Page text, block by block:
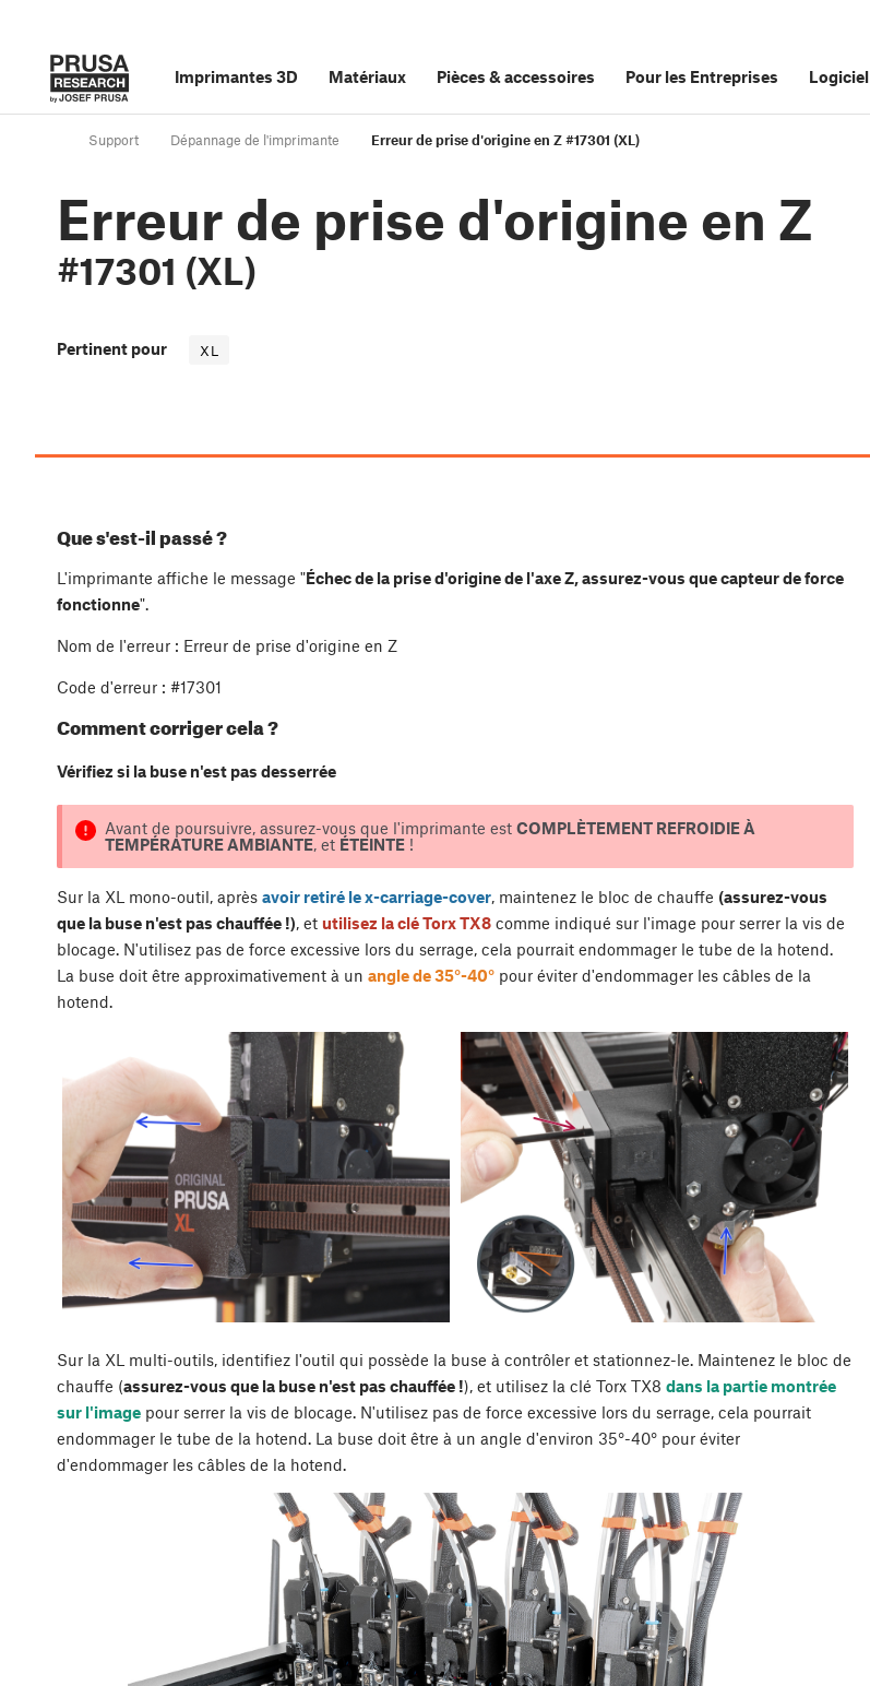
Imprimantes 3D Matériaux Pièces &accessoires Pour les Entreprises Logiciel
Support Dépannage de l'imprimante Erreur de prise d'origine en Z #17301 (XL)
Erreur de prise d'origine en Z
#17301 (XL)
Pertinent pour XL
Que s'est-il passé ?
L'imprimante affiche le message "Échec de la prise d'origine de l'axe Z, assurez-vous que capteur de force
fonctionne".
Nom de l'erreur : Erreur de prise d'origine en Z
Code d'erreur : #17301
Comment corriger cela ?
Vérifiez si la buse n'est pas desserrée
Avant de poursuivre, assurez-vous que l'imprimante est COMPLÈTEMENT REFROIDIE À
TEMPÉRATURE AMBIANTE, et ÉTEINTE!
Sur la XL mono-outil, après avoir retiré le x-carriage-cover , maintenez le bloc de chauffe (assurez-vous
que la buse n'est pas chauffée !) , et utilisez la clé Torx TX8 comme indiqué sur l'image pour serrer la vis de
blocage. N'utilisez pas de force excessive lors du serrage, cela pourrait endommager le tube de la hotend.
La buse doit être approximativement à un angle de 35°-40° pour éviter d'endommager les câbles de la
hotend.
Sur la XL multi-outils, identifiez l'outil qui possède la buse à contrôler et stationnez-le. Maintenez le bloc de
chauffe (assurez-vous que la buse n'est pas chauffée !), et utilisez la clé Torx TX8 dans la partie montrée
sur l'image pour serrer la vis de blocage. N'utilisez pas de force excessive lors du serrage, cela pourrait
endommager le tube de la hotend. La buse doit être à un angle d'environ 35°-40° pour éviter
d'endommager les câbles de la hotend.